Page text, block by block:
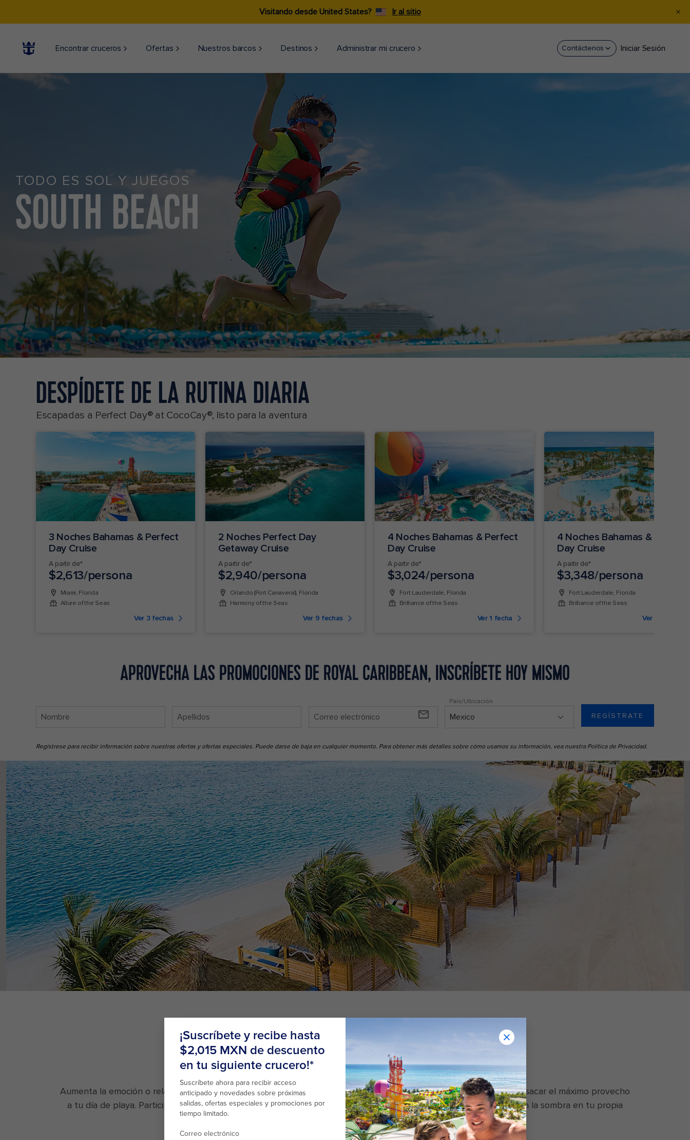
Visitando desde United States? Ir al sitio
Encontrar cruceros Ofertas Nuestros barcos Destinos Administrar mi crucero Contáctenos Iniciar Sesión
TODO ES SOL Y JUEGOS
SOUTH BEACH
DESPÍDETE DE LA RUTINA DIARIA
Escapadas a Perfect Day® at CocoCay®, listo para la aventura
3 Noches Bahamas & Perfect
Day Cruise
A partir de*
$2,613/persona
Miami, Florida
Allure of the Seas
Ver 3 fechas
2 Noches Perfect Day
Getaway Cruise
A partir de*
$2,940/persona
Orlando (Port Canaveral), Florida
Harmony of the Seas
Ver 9 fechas
4 Noches Bahamas & Perfect
Day Cruise
A partir de*
$3,024/persona
Fort Lauderdale, Florida
Brilliance of the Seas
Ver 1 fecha
4 Noches Bahamas & Perfect
Day Cruise
A partir de*
$3,348/persona
Fort Lauderdale, Florida
Brilliance of the Seas
Ver 5 fechas
APROVECHA LAS PROMOCIONES DE ROYAL CARIBBEAN, INSCRÍBETE HOY MISMO
mail_outline
País/Ubicación
REGÍSTRATE
Regístrese para recibir información sobre nuestras ofertas y ofertas especiales. Puede darse de baja en cualquier momento. Para obtener más detalles sobre cómo usamos su información, vea nuestra Política de Privacidad.
South Beach Cabanas Backside, Perfect Day CocoCay
SÁLTATE EL ATASCO
Aumenta la emoción o relájate en tierra en South Beach en la Isla Perfect Day at CocoCay. Hay muchas formas de sacar el máximo provecho
a tu día de playa. Participa en un juego de voleibol o baloncesto junto a la playa. O si prefieres descansar, hazlo en la sombra en tu propia
cabaña.